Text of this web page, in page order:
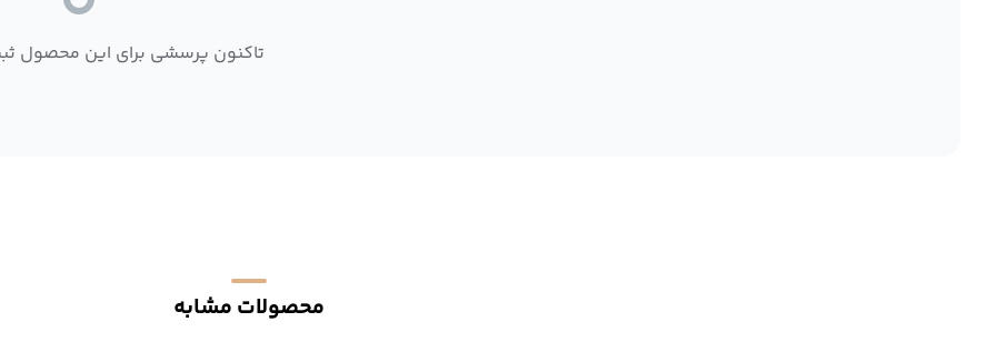
تاکنون پرسشی برای این محصول
محصولات مشابه